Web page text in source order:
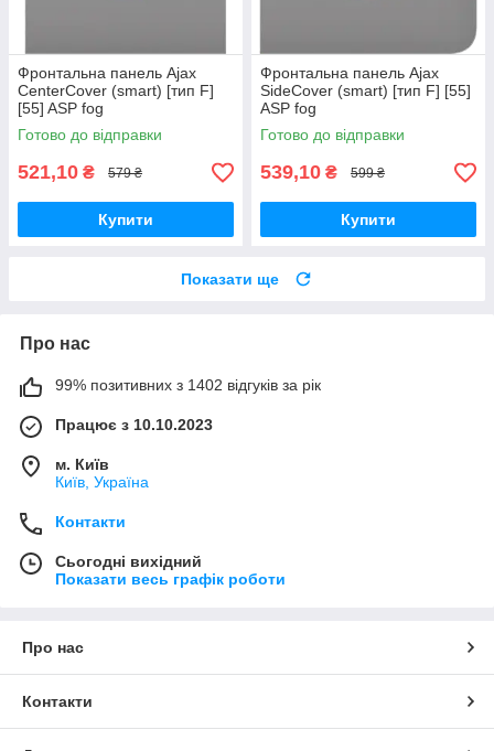
Фронтальна панель Ajax
CenterCover (smart) [тип F]
[55] ASP fog
Готово до відправки
521,10 ₴ 579 ₴
Купити
Фронтальна панель Ajax
SideCover (smart) [тип F] [55]
ASP fog
Готово до відправки
539,10 ₴ 599 ₴
Купити
Показати ще
Про нас
99% позитивних з 1402 відгуків за рік
Працює з 10.10.2023
м. Київ
Київ, Україна
Контакти
Сьогодні вихідний
Показати весь графік роботи
Про нас
Контакти